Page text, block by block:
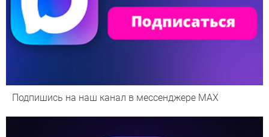
Подпишись на наш канал в мессенджере МАХ